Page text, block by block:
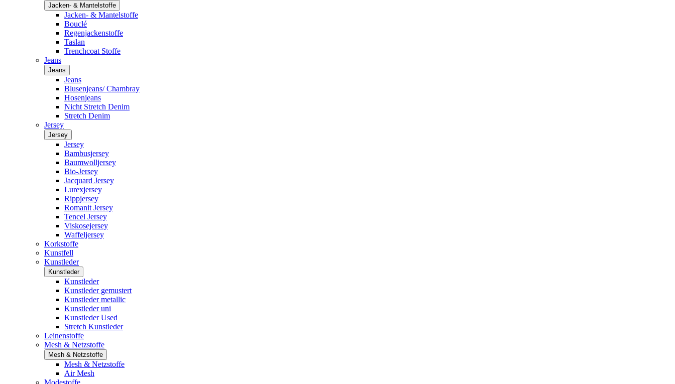
Jacken- & Mantelstoffe
Jacken- & Mantelstoffe
Bouclé
Regenjackenstoffe
Taslan
Trenchcoat Stoffe
Jeans
Jeans
Jeans
Blusenjeans/ Chambray
Hosenjeans
Nicht Stretch Denim
Stretch Denim
Jersey
Jersey
Jersey
Bambusjersey
Baumwolljersey
Bio-Jersey
Jacquard Jersey
Lurexjersey
Rippjersey
Romanit Jersey
Tencel Jersey
Viskosejersey
Waffeljersey
Korkstoffe
Kunstfell
Kunstleder
Kunstleder
Kunstleder
Kunstleder gemustert
Kunstleder metallic
Kunstleder uni
Kunstleder Used
Stretch Kunstleder
Leinenstoffe
Mesh & Netzstoffe
Mesh & Netzstoffe
Mesh & Netzstoffe
Air Mesh
Modestoffe